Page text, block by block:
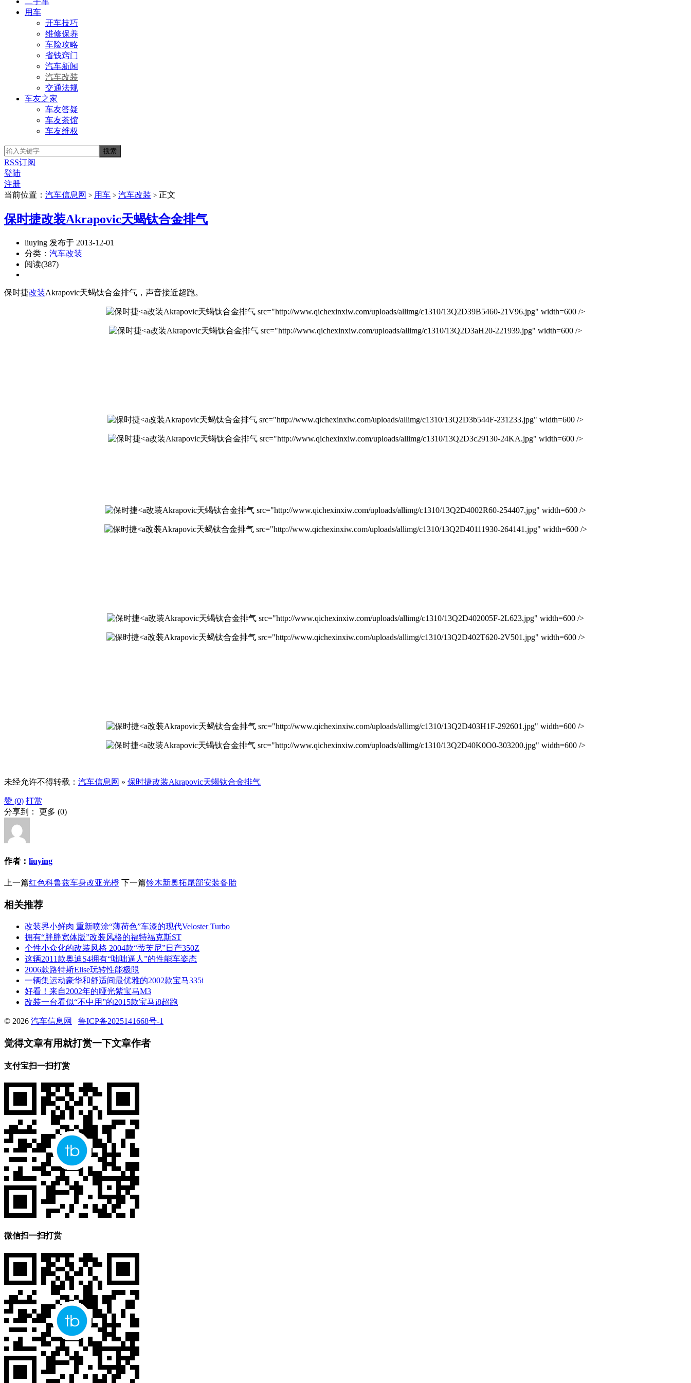
用车
开车技巧
维修保养
车险攻略
省钱窍门
汽车新闻
汽车改装
交通法规
车友之家
车友答疑
车友茶馆
车友维权
RSS订阅
登陆
注册
当前位置： 汽车信息网 > 用车 > 汽车改装 > 正文
保时捷改装Akrapovic天蝎钛合金排气
liuying 发布于 2013-12-01
分类： 汽车改装
阅读(387)
保时捷改装Akrapovic天蝎钛合金排气，声音接近超跑。
改装Akrapovic天蝎钛合金排气 src="http://www.qichexinxiw.com/uploads/allimg/c1310/13Q2D39B5460-21V96.jpg" width=600 />
改装Akrapovic天蝎钛合金排气 src="http://www.qichexinxiw.com/uploads/allimg/c1310/13Q2D3aH20-221939.jpg" width=600 />
改装Akrapovic天蝎钛合金排气 src="http://www.qichexinxiw.com/uploads/allimg/c1310/13Q2D3b544F-231233.jpg" width=600 />
改装Akrapovic天蝎钛合金排气 src="http://www.qichexinxiw.com/uploads/allimg/c1310/13Q2D3c29130-24KA.jpg" width=600 />
改装Akrapovic天蝎钛合金排气 src="http://www.qichexinxiw.com/uploads/allimg/c1310/13Q2D4002R60-254407.jpg" width=600 />
改装Akrapovic天蝎钛合金排气 src="http://www.qichexinxiw.com/uploads/allimg/c1310/13Q2D40111930-264141.jpg" width=600 />
改装Akrapovic天蝎钛合金排气 src="http://www.qichexinxiw.com/uploads/allimg/c1310/13Q2D402005F-2L623.jpg" width=600 />
改装Akrapovic天蝎钛合金排气 src="http://www.qichexinxiw.com/uploads/allimg/c1310/13Q2D402T620-2V501.jpg" width=600 />
改装Akrapovic天蝎钛合金排气 src="http://www.qichexinxiw.com/uploads/allimg/c1310/13Q2D403H1F-292601.jpg" width=600 />
改装Akrapovic天蝎钛合金排气 src="http://www.qichexinxiw.com/uploads/allimg/c1310/13Q2D40K0O0-303200.jpg" width=600 />
未经允许不得转载： 汽车信息网 » 保时捷改装Akrapovic天蝎钛合金排气
赞 (0) 打赏
分享到： 更多 (0)
作者： liuying
上一篇红色科鲁兹车身改亚光橙 下一篇铃木新奥拓尾部安装备胎
相关推荐
改装界小鲜肉 重新喷涂“薄荷色”车漆的现代Veloster Turbo
拥有“胖胖宽体版”改装风格的福特福克斯ST
个性小众化的改装风格 2004款“蒂芙尼”日产350Z
这辆2011款奥迪S4拥有“咄咄逼人”的性能车姿态
2006款路特斯Elise玩转性能极限
一辆集运动豪华和舒适间最优雅的2002款宝马335i
好看！来自2002年的哑光紫宝马M3
改装一台看似“不中用”的2015款宝马i8超跑
© 2026 汽车信息网 鲁ICP备2025141668号-1
觉得文章有用就打赏一下文章作者
支付宝扫一扫打赏
微信扫一扫打赏